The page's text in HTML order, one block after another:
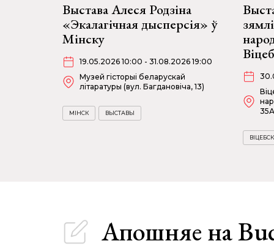
Выстава Алеся Родзіна
«Экалагічная дысперсія» ў
Мінску
19.05.2026 10:00 - 31.08.2026 19:00
Музей гісторыі беларускай
літаратуры (вул. Багдановіча, 13)
МІНСК ВЫСТАВЫ
ВІЦЕБСК
Апошняе на